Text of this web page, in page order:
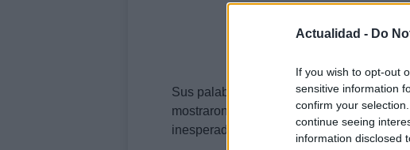
Actualidad - Do
If you wish to opt-out
sensitive information
confirm your
continue seeing
information disclosed
Sus palabras aportaron visibilidad a un
mostraron la dimensión íntima de una
inesperada.